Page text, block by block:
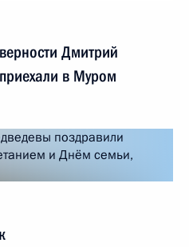
Дмитрий
в Муром